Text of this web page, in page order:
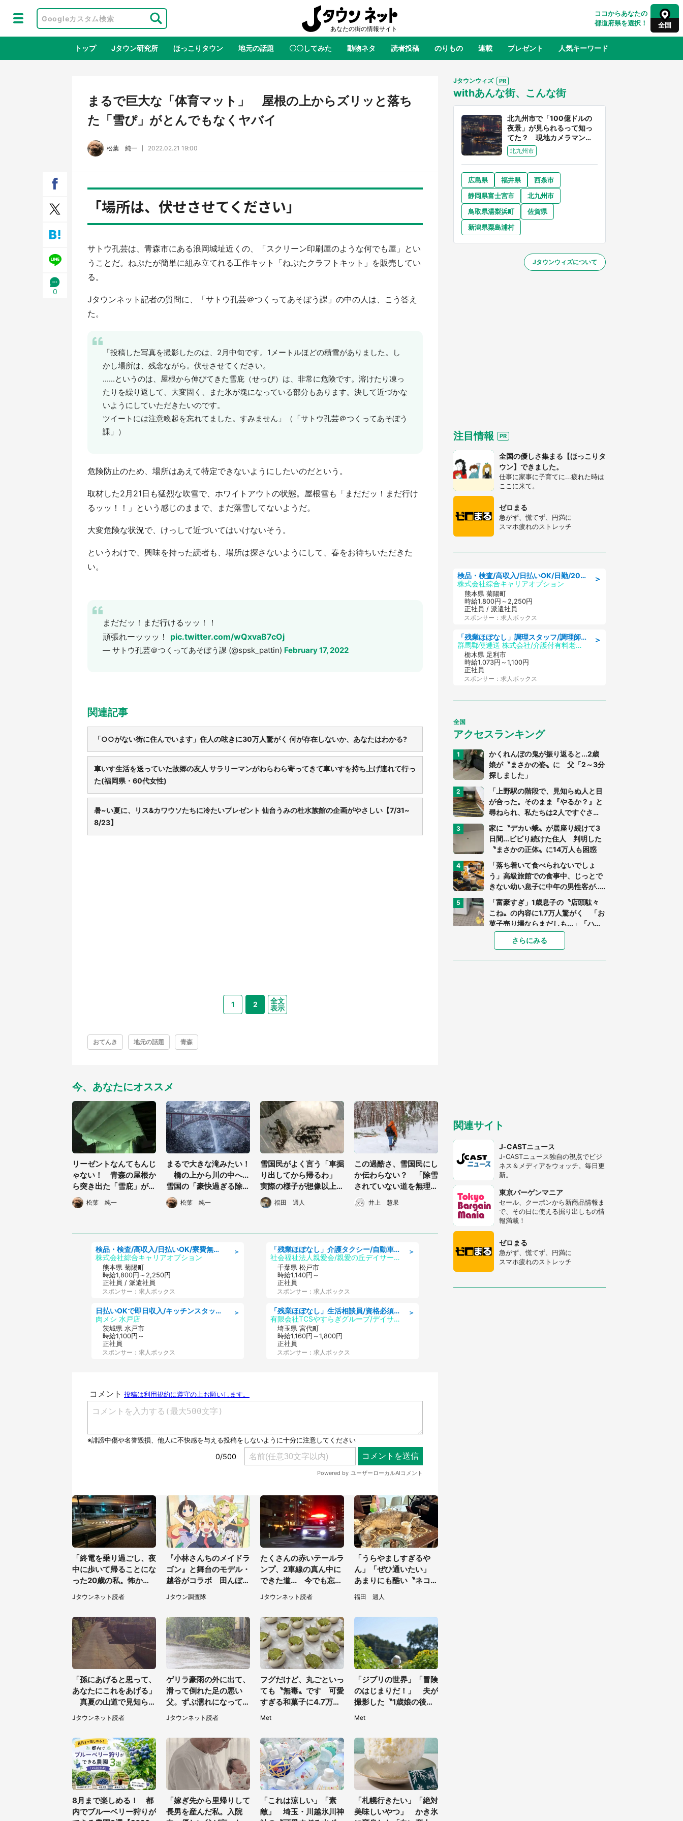
ココからあなたの
都道府県を選択！
全国
全国 全国
東北 青森 岩手 宮城 山形 福島
千葉 東京 神奈川
奈良 和歌山
山口
大分 宮崎
トップ Jタウン研究所 ほっこりタウン 地元の話題 〇〇してみた 動物ネタ 読者投稿 のりもの 連載 プレゼント 人気キーワード
地域×二次元 絶景 あの時はありがとう 物語がはじまる町へ ふるさと納税
ラプラス・ダークネスが栃木県を征
服！？ 県公式プロモ動画で「聖地」
が生産されてます【7／31～1／31】
『薬屋のひとりごと』の〝舞〟の世界
に入り込む 六本木ヒルズ展望台でコ
ラボ、本邦初公開の「猫猫像」も【8
舗「鐘崎」コラボで限定グッズも【8
『小林さんちのメイドラゴン』と舞台
のモデル・越谷がコラボ 田んぼアー
トの見頃にあわせて企画続々【7／31
～】
もっとみる
まるで巨大な「体育マット」 屋根の上からズリッと落ち
た「雪ぴ」がとんでもなくヤバイ
松葉 純一 2022.02.21 19:00
0
「場所は、伏せさせてください」
サトウ孔芸は、青森市にある浪岡城址近くの、「スクリーン印刷屋のような何でも屋」とい
うことだ。ねぷたが簡単に組み立てれる工作キット「ねぶたクラフトキット」を販売してい
る。
Jタウンネット記者の質問に、「サトウ孔芸＠つくってあそぼう課」の中の人は、こう答え
た。
「投稿した写真を撮影したのは、2月中旬です。1メートルほどの積雪がありました。し
かし場所は、残念ながら。伏せさせてください。
......というのは、屋根から伸びてきた雪庇（せっぴ）は、非常に危険です。溶けたり凍っ
たりを繰り返して、大変固く、また氷が塊になっている部分もあります。決して近づかな
いようにしていただきたいのです。
ツイートには注意喚起を忘れてました。すみません」（「サトウ孔芸＠つくってあそぼう
課」）
危険防止のため、場所はあえて特定できないようにしたいのだという。
取材した2月21日も猛烈な吹雪で、ホワイトアウトの状態。屋根雪も「まだだッ！まだ行け
るッッ！！」という感じのままで、まだ落雪してないようだ。
大変危険な状況で、けっして近づいてはいけないそう。
というわけで、興味を持った読者も、場所は探さないようにして、春をお待ちいただきた
い。
まだだッ！まだ行けるッッ！！
頑張れーッッッ！ pic.twitter.com/wQxvaB7cOj
— サトウ孔芸＠つくってあそぼう課 (@spsk_pattin) February 17, 2022
関連記事
「○○がない街に住んでいます」住人の呟きに30万人驚がく 何が存在しないか、あなたはわかる?
車いす生活を送っていた故郷の友人 サラリーマンがわらわら寄ってきて車いすを持ち上げ連れて行っ
た(福岡県・60代女性)
暑~い夏に、リス&カワウソたちに冷たいプレゼント 仙台うみの杜水族館の企画がやさしい【7/31~
8/23】
1 2
全文
表示
おてんき 地元の話題 青森
今、あなたにオススメ
リーゼントなんてもんじ
ゃない！ 青森の屋根か
ら突き出た「雪庇」がい
ろんな意味でヤバすぎた
松葉 純一
まるで大きな滝みたい！
橋の上から川の中へ...
雪国の「豪快過ぎる除雪
風景」にビックリ
松葉 純一
雪国民がよく言う「車掘
り出してから帰るわ」
実際の様子が想像以上に
過酷だった
福田 週人
この過酷さ、雪国民にし
か伝わらない？ 「除雪
されていない道を無理や
り進むこと」を表す方言
があった
井上 慧果
＞
検品・検査/高収入/日払いOK/寮費無料/日勤/20・30・40代活躍中
株式会社綜合キャリアオプション
熊本県 菊陽町
時給1,800円～2,250円
正社員 / 派遣社員
スポンサー：求人ボックス
＞
日払いOKで即日収入/キッチンスタッフ/デリバリー業務など、自己成長可能な幅広い仕事に挑戦!髪型自由&ピアス・ネイルOK/茨城県/水戸市
肉メシ 水戸店
茨城県 水戸市
時給1,100円～
正社員
スポンサー：求人ボックス
＞
「残業ほぼなし」介護タクシー/自動車免許必須/正職員/日勤のみ/デイサービス
社会福祉法人親愛会/親愛の丘デイサービス
千葉県 松戸市
時給1,140円～
正社員
スポンサー：求人ボックス
＞
「残業ほぼなし」生活相談員/資格必須/正職員/日勤のみ/デイサービス
有限会社TCSやすらぎグループ/デイサービスやすらぎ
埼玉県 宮代町
時給1,160円～1,800円
正社員
スポンサー：求人ボックス
「終電を乗り過ごし、夜
中に歩いて帰ることにな
った20歳の私。怖かっ
たけど、信号待ちの車に
道を尋ねたら...」（埼玉
Jタウンネット読者
『小林さんちのメイドラ
ゴン』と舞台のモデル・
越谷がコラボ 田んぼア
ートの見頃にあわせて企
画続々【7／31～】
Jタウン調査隊
たくさんの赤いテールラ
ンプ、2車線の真ん中に
できた道... 今でも忘れ
られない、祖父が亡くな
った夜に見た光景（30
Jタウンネット読者
「うらやましすぎるや
ん」「ぜひ通いたい」
あまりにも酷い〝ネコハ
ラ〟受けられる喫茶店に
5.3万人驚がく
福田 週人
「孫にあげると思って、
あなたにこれをあげる」
真夏の山道で見知らぬ
お婆さんに握らされたも
の（山口県・30代女
性）
Jタウンネット読者
ゲリラ豪雨の外に出て、
滑って倒れた足の悪い
父。ずぶ濡れになって助
けてくれた恩人の名前も
聞かず...
Jタウンネット読者
フグだけど、丸ごといっ
ても〝無毒〟です 可愛
すぎる和菓子に4.7万人
夢中「ふぐぅ～」「職人
Met
「ジブリの世界」「冒険
のはじまりだ！」 夫が
撮影した〝1歳娘の後ろ
姿〟が良すぎて...4.8万
Met
8月まで楽しめる！ 都
内でブルーベリー狩りが
「嫁ぎ先から里帰りして
長男を産んだ私。入院
「これは涼しい」「素
敵」 埼玉・川越氷川神
「札幌行きたい」「絶対
美味しいやつ」 かき氷
Jタウンウィズ
withあんな街、こんな街
北九州市で「100億ドルの
夜景」が見られるって知っ
てた？ 現地カメラマンに
聞く、きらめく光を捉える
方法
北九州市
広島県 福井県
西条市
静岡県富士宮市
北九州市
鳥取県湯梨浜町
佐賀県
新潟県粟島浦村
Jタウンウィズについて
注目情報
全国の優しさ集まる【ほっこりタ
ウン】できました。
仕事に家事に子育てに...疲れた時は
ここに来て。
ゼロまる
急がず、慌てず、円満に
スマホ疲れのストレッチ
＞
検品・検査/高収入/日払いOK/日勤/20・30・40代活躍中/製造 工場
株式会社綜合キャリアオプション
熊本県 菊陽町
時給1,800円～2,250円
正社員 / 派遣社員
スポンサー：求人ボックス
＞
「残業ほぼなし」調理スタッフ/調理師免許必須/正職員/日勤のみ/介護付き有料老人ホーム/社会保障完備
群馬郵便逓送 株式会社/介護付有料老人ホーム ふる里
栃木県 足利市
時給1,073円～1,100円
正社員
スポンサー：求人ボックス
全国
アクセスランキング
かくれんぼの鬼が振り返ると...2歳
娘が〝まさかの姿〟に 父「2～3分
探しました」
「上野駅の階段で、見知らぬ人と目
が合った。そのまま『やるか？』と
尋ねられ、私たちは2人ですぐさ
ま...」（茨城県・70代男性）
家に〝デカい蛾〟が居座り続けて3
日間...ビビり続けた住人 判明した
〝まさかの正体〟に14万人も困惑
「落ち着いて食べられないでしょ
う」高級旅館での食事中、じっとで
きない幼い息子に中年の男性客が...
（東京都・40代男性）
「富豪すぎ」1歳息子の〝店頭駄々
こね〟の内容に1.7万人驚がく 「お
菓子売り場ならまだしも...」「ハー
ドル高い」
あまりにも四角すぎる猫、激写され
る 「これもう座布団だろ」「食パ
ンの耳」と1.4万人困惑
求めると、住人の男性が...」
さらにみる
関連サイト
J-CASTニュース
J-CASTニュース独自の視点でビジ
ネス＆メディアをウォッチ。毎日更
新。
東京バーゲンマニア
セール、クーポンから新商品情報ま
で、その日に使える掘り出しもの情
報満載！
ゼロまる
急がず、慌てず、円満に
スマホ疲れのストレッチ